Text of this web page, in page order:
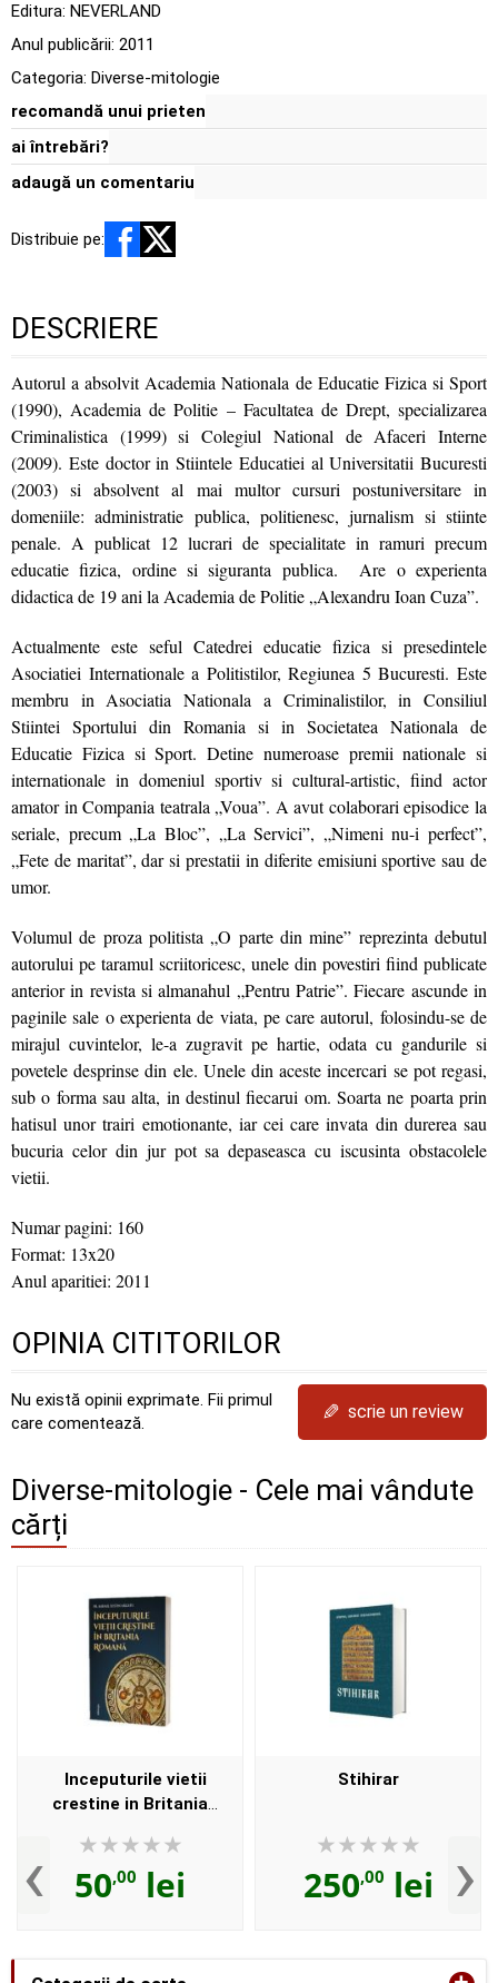
Editura: NEVERLAND
Anul publicării: 2011
Categoria: Diverse-mitologie
recomandă unui prieten
ai întrebări?
adaugă un comentariu
Distribuie pe:
DESCRIERE
Autorul a absolvit Academia Nationala de Educatie Fizica si Sport
(1990), Academia de Politie – Facultatea de Drept, specializarea
Criminalistica (1999) si Colegiul National de Afaceri Interne
(2009). Este doctor in Stiintele Educatiei al Universitatii Bucuresti
(2003) si absolvent al mai multor cursuri postuniversitare in
domeniile: administratie publica, politienesc, jurnalism si stiinte
penale. A publicat 12 lucrari de specialitate in ramuri precum
educatie fizica, ordine si siguranta publica. Are o experienta
didactica de 19 ani la Academia de Politie „Alexandru Ioan Cuza”.
Actualmente este seful Catedrei educatie fizica si presedintele
Asociatiei Internationale a Politistilor, Regiunea 5 Bucuresti. Este
membru in Asociatia Nationala a Criminalistilor, in Consiliul
Stiintei Sportului din Romania si in Societatea Nationala de
Educatie Fizica si Sport. Detine numeroase premii nationale si
internationale in domeniul sportiv si cultural-artistic, fiind actor
amator in Compania teatrala „Voua”. A avut colaborari episodice la
seriale, precum „La Bloc”, „La Servici”, „Nimeni nu-i perfect”,
„Fete de maritat”, dar si prestatii in diferite emisiuni sportive sau de
umor.
Volumul de proza politista „O parte din mine” reprezinta debutul
autorului pe taramul scriitoricesc, unele din povestiri fiind publicate
anterior in revista si almanahul „Pentru Patrie”. Fiecare ascunde in
paginile sale o experienta de viata, pe care autorul, folosindu-se de
mirajul cuvintelor, le-a zugravit pe hartie, odata cu gandurile si
povetele desprinse din ele. Unele din aceste incercari se pot regasi,
sub o forma sau alta, in destinul fiecarui om. Soarta ne poarta prin
hatisul unor trairi emotionante, iar cei care invata din durerea sau
bucuria celor din jur pot sa depaseasca cu iscusinta obstacolele
vietii.
Numar pagini: 160
Format: 13x20
Anul aparitiei: 2011
OPINIA CITITORILOR
Nu există opinii exprimate. Fii primul
care comentează.
✎ scrie un review
Diverse-mitologie - Cele mai vândute
cărți
‹
Inceputurile vietii
crestine in Britania
50,00 lei
Stihirar
250,00 lei ›